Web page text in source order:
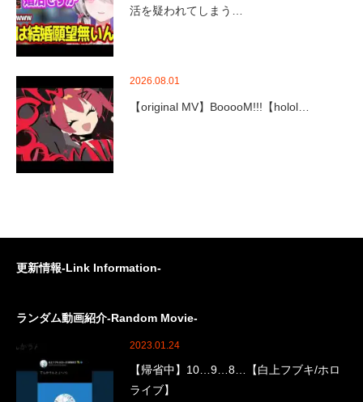
活を疑われてしまう…
2026.08.01
【original MV】BooooM!!!【holol…
更新情報-Link Information-
ランダム動画紹介-Random Movie-
2023.01.24
【帰省中】10…9…8…【白上フブキ/ホロ
ライブ】